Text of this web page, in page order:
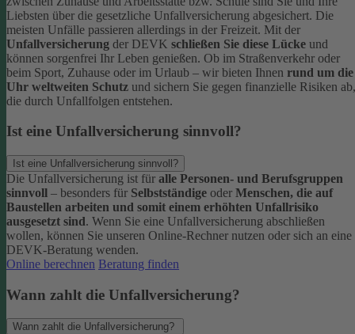
Liebsten über die gesetzliche Unfallversicherung abgesichert. Die
meisten Unfälle passieren allerdings in der Freizeit. Mit der
Unfallversicherung der DEVK schließen Sie diese Lücke und
können sorgenfrei Ihr Leben genießen. Ob im Straßenverkehr oder
beim Sport, Zuhause oder im Urlaub – wir bieten Ihnen rund um die
Uhr weltweiten Schutz und sichern Sie gegen finanzielle Risiken ab,
die durch Unfallfolgen entstehen.
Ist eine Unfallversicherung sinnvoll?
Ist eine Unfallversicherung sinnvoll?
Die Unfallversicherung ist für alle Personen- und Berufsgruppen
sinnvoll – besonders für Selbstständige oder Menschen, die auf
Baustellen arbeiten und somit einem erhöhten Unfallrisiko
ausgesetzt sind. Wenn Sie eine Unfallversicherung abschließen
wollen, können Sie unseren Online-Rechner nutzen oder sich an eine
DEVK-Beratung wenden.
Online berechnen Beratung finden
Wann zahlt die Unfallversicherung?
Wann zahlt die Unfallversicherung?